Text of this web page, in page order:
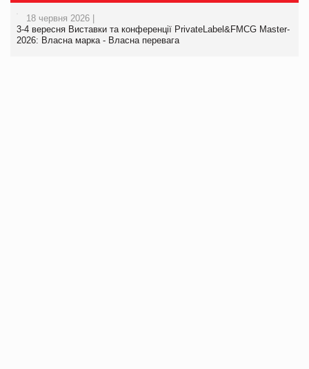
18 червня 2026 |
3-4 вересня Виставки та конференції PrivateLabel&FMCG Master-
2026: Власна марка - Власна перевага